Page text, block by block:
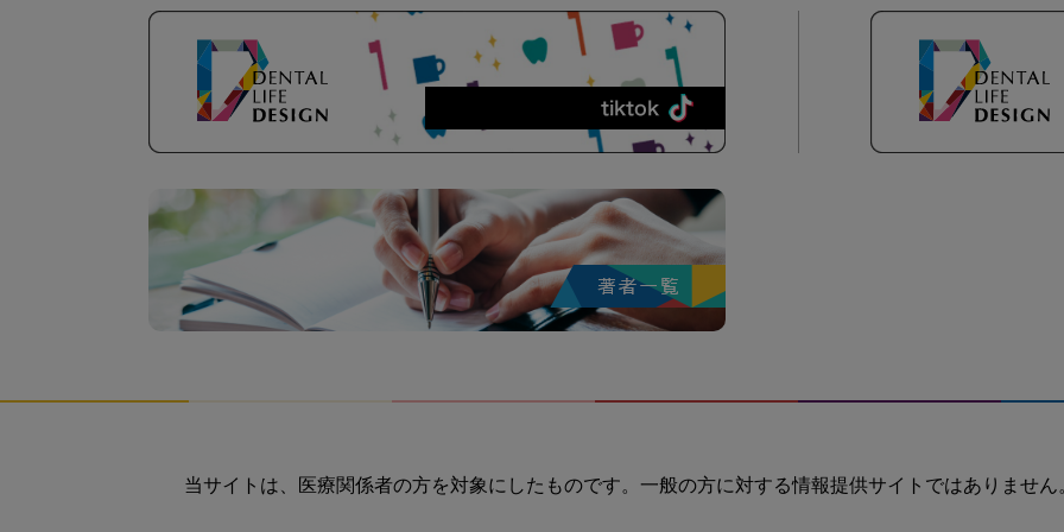
当サイトは、医療関係者の方を対象にしたものです。一般の方に対する情報提供サイトではありません